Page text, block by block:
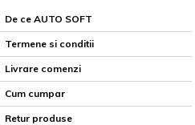
De ce AUTO SOFT
Termene si conditii
Livrare comenzi
Cum cumpar
Retur produse